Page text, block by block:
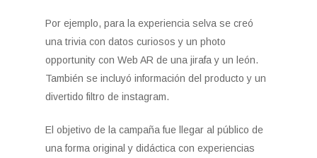
Por ejemplo, para la experiencia selva se creó
una trivia con datos curiosos y un photo
opportunity con Web AR de una jirafa y un león.
También se incluyó información del producto y un
divertido filtro de instagram.
El objetivo de la campaña fue llegar al público de
una forma original y didáctica con experiencias